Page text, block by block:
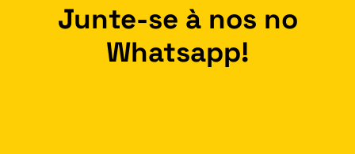
Junte-se à nos no
Whatsapp!